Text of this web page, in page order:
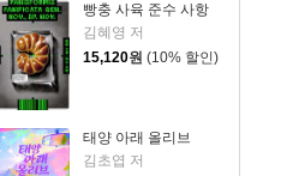
빵충 사육 준수 사항
김혜영 저
15,120원 (10% 할인)
태양 아래 올리브
김초엽 저